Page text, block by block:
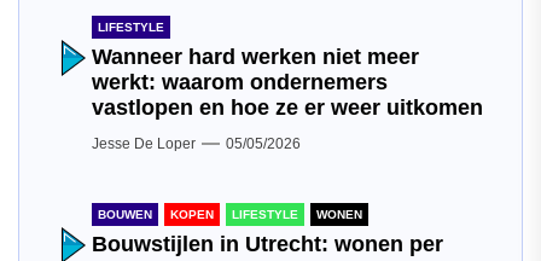
LIFESTYLE
Wanneer hard werken niet meer
werkt: waarom ondernemers
vastlopen en hoe ze er weer uitkomen
Jesse De Loper 05/05/2026
BOUWEN KOPEN LIFESTYLE WONEN
Bouwstijlen in Utrecht: wonen per